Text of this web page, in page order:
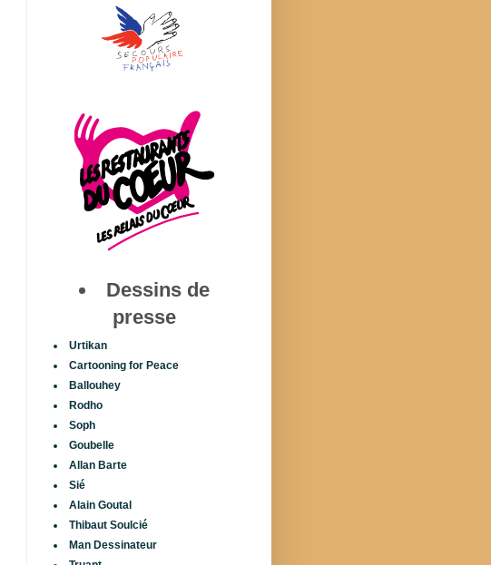
Dessins de
presse
Urtikan
Cartooning for Peace
Ballouhey
Rodho
Soph
Goubelle
Allan Barte
Sié
Alain Goutal
Thibaut Soulcié
Man Dessinateur